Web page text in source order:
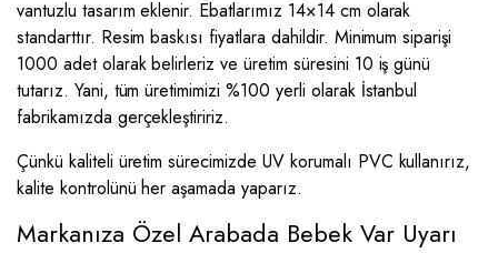
vantuzlu tasarım eklenir. Ebatlarımız 14×14 cm olarak
standarttır. Resim baskısı fiyatlara dahildir. Minimum siparişi
1000 adet olarak belirleriz ve üretim süresini 10 iş günü
tutarız. Yani, tüm üretimimizi %100 yerli olarak İstanbul
fabrikamızda gerçekleştiririz.
Çünkü kaliteli üretim sürecimizde UV korumalı PVC kullanırız,
kalite kontrolünü her aşamada yaparız.
Markanıza Özel Arabada Bebek Var Uyarı